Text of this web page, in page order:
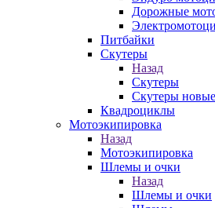
Дорожные
Питбайки
Скутеры
Назад
Скутеры
Скутеры новые
Квадроциклы
Мотоэкипировка
Назад
Мотоэкипировка
Шлемы и очки
Назад
Шлемы и очки